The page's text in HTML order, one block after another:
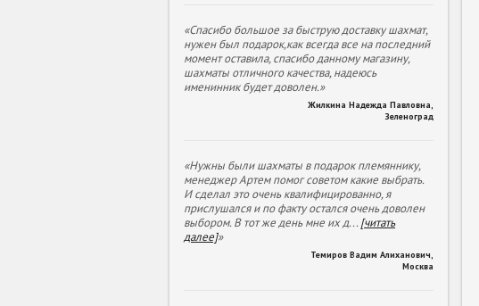
«Спасибо большое за быструю доставку шахмат,
нужен был подарок,как всегда все на последний
момент оставила, спасибо данному магазину,
шахматы отличного качества, надеюсь
именинник будет доволен.»
Жилкина Надежда Павловна
Зеленоград
«Нужны были шахматы в подарок племяннику,
менеджер Артем помог советом какие выбрать.
И сделал это очень квалифицированно, я
прислушался и по факту остался очень доволен
выбором. В тот же день мне их д...[читать
далее]»
Темиров Вадим Алиханович
Москва